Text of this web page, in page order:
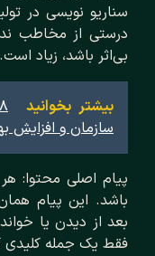
سناریو نویسی در
درستی از مخاطب
بی‌اثر باشد، زیاد است.
بیشتر بخوانید
سازمان و افزایش
پیام اصلی محتوا:
باشد. این پیام
بعد از دیدن یا
فقط یک جمله کلیدی